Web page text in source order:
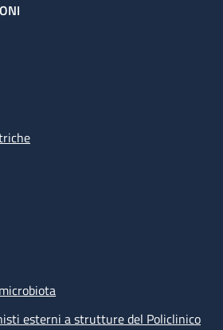
esterni a strutture del Policlinico